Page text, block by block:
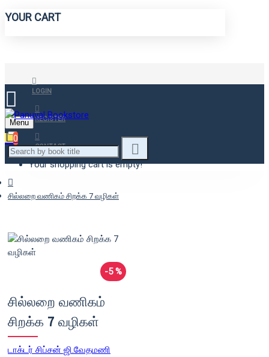
YOUR CART
LOGIN
REGISTER
CONTACT
Menu
0
Your shopping cart is empty!
சில்லறை வணிகம் சிறக்க 7 வழிகள்
-5 %
சில்லறை வணிகம்
சிறக்க 7 வழிகள்
டாக்டர் சிப்சன் ஜி.வேதமணி